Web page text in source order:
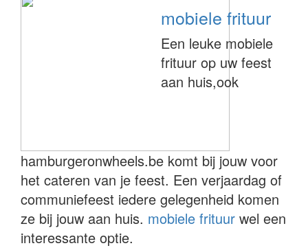
mobiele frituur
Een leuke mobiele
frituur op uw feest
aan huis,ook
hamburgeronwheels.be komt bij jouw voor
het cateren van je feest. Een verjaardag of
communiefeest iedere gelegenheid komen
ze bij jouw aan huis. mobiele frituur wel een
interessante optie.